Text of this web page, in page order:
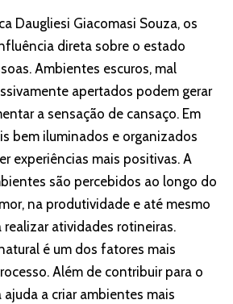
Daugliesi Giacomasi Souza, os
direta sobre o estado
Ambientes escuros, mal
apertados podem gerar
a sensação de cansaço. Em
bem iluminados e organizados
experiências mais positivas. A
são percebidos ao longo do
na produtividade e até mesmo
atividades rotineiras.
é um dos fatores mais
Além de contribuir para o
a criar ambientes mais